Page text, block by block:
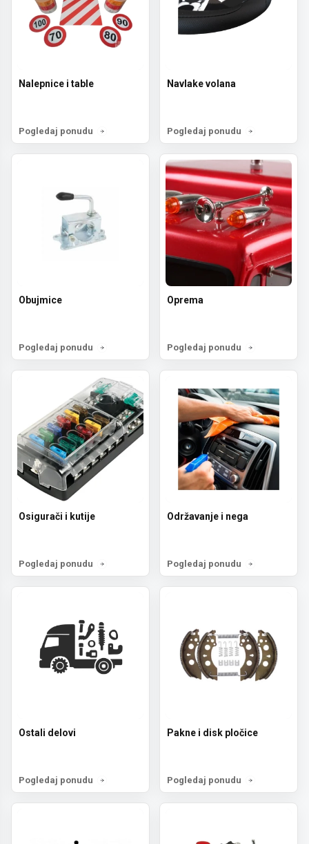
Nalepnice i table
Pogledaj ponudu
Navlake volana
Pogledaj ponudu
Obujmice
Pogledaj ponudu
Oprema
Pogledaj ponudu
Osigurači i kutije
Pogledaj ponudu
Održavanje i nega
Pogledaj ponudu
Ostali delovi
Pogledaj ponudu
Pakne i disk pločice
Pogledaj ponudu